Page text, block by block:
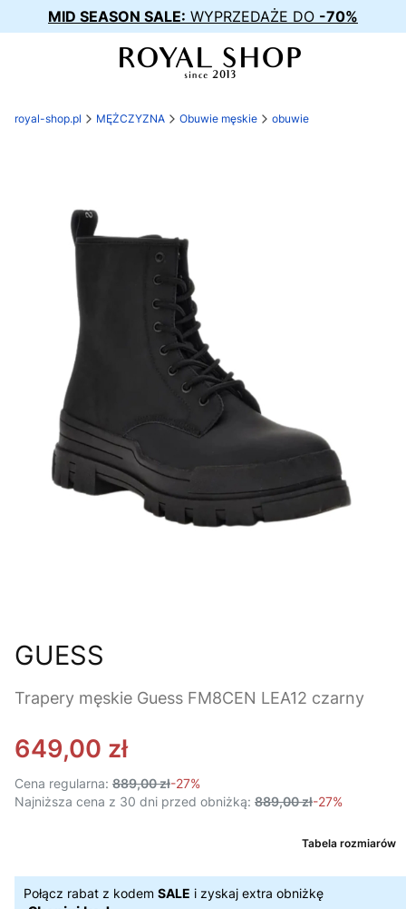
MID SEASON SALE: WYPRZEDAŻE DO -70%
royal-shop.pl MĘŻCZYZNA Obuwie męskie obuwie
GUESS
Trapery męskie Guess FM8CEN LEA12 czarny
649,00 zł
Cena regularna: 889,00 zł-27%
Najniższa cena z 30 dni przed obniżką: 889,00 zł-27%
Tabela rozmiarów
Połącz rabat z kodem SALE i zyskaj extra obniżkę